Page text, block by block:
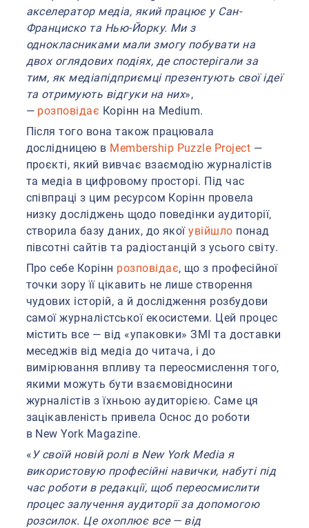
акселератор медіа, який працює у Сан-
Франциско та Нью-Йорку. Ми з
однокласниками мали змогу побувати на
двох оглядових подіях, де спостерігали за
тим, як медіапідприємці презентують свої ідеї
та отримують відгуки на них»,
— розповідає Корінн на Medium.
Після того вона також працювала
дослідницею в Membership Puzzle Project —
проєкті, який вивчає взаємодію журналістів
та медіа в цифровому просторі. Під час
співпраці з цим ресурсом Корінн провела
низку досліджень щодо поведінки аудиторії,
створила базу даних, до якоїувійшло понад
півсотні сайтів та радіостанцій з усього світу.
Про себе Корінн розповідає, що з професійної
точки зору її цікавить не лише створення
чудових історій, а й дослідження розбудови
самої журналістської екосистеми. Цей процес
містить все — від «упаковки» ЗМІ та доставки
меседжів від медіа до читача, і до
вимірювання впливу та переосмислення того,
якими можуть бути взаємовідносини
журналістів з їхньою аудиторією. Саме ця
зацікавленість привела Оснос до роботи
в New York Magazine.
« У своїй новій ролі в New York Media я
використовую професійні навички, набуті під
час роботи в редакції, щоб переосмислити
процес залучення аудиторії за допомогою
розсилок. Це охоплює все — від